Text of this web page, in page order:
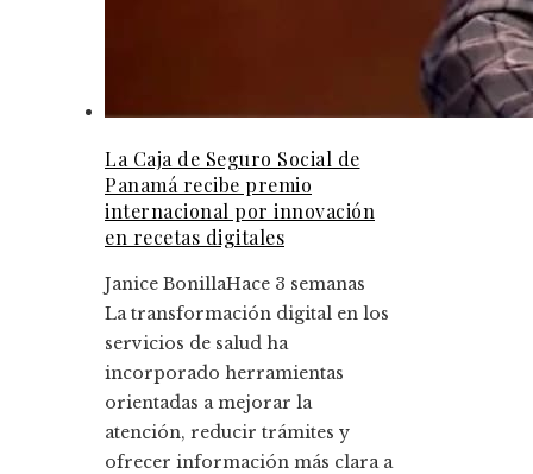
La Caja de Seguro Social de
Panamá recibe premio
internacional por innovación
en recetas digitales
Janice BonillaHace 3 semanas
La transformación digital en los
servicios de salud ha
incorporado herramientas
orientadas a mejorar la
atención, reducir trámites y
ofrecer información más clara a